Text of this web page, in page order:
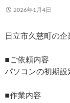
2026年1月4日
日立市久慈町の企
■ご依頼内容
パソコンの初期
■作業内容